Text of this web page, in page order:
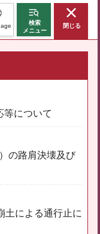
検索
メニュー
閉じる
等について
の路肩決壊及び
土による通行止に